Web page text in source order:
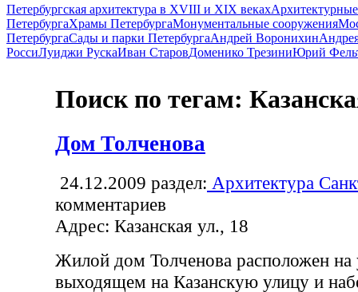
Петербургская архитектура в XVIII и XIX веках
ПетербургаХрамы ПетербургаМонументальные сооружения
ПетербургаСады и парки ПетербургаАндрей Воронихин
РоссиЛуиджи РускаИван СтаровДоменико ТрезиниЮрий
Поиск по тегам:
Дом Толченова
24.12.2009 раздел: Архитектура
комментариев
Адрес: Казанская ул., 18
Жилой дом Толченова расположен на
выходящем на Казанскую улицу и